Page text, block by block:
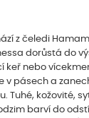
z čeledi
dorůstá do
keř nebo
v pásech a
Tuhé, kožovité,
barví do